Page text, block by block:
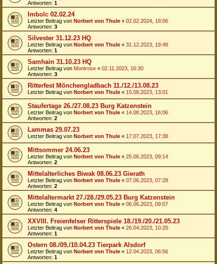
Antworten: 1
Imbolc 02.02.24
Letzter Beitrag von Norbert von Thule « 02.02.2024, 18:06
Antworten: 3
Silvester 31.12.23 HQ
Letzter Beitrag von Norbert von Thule « 31.12.2023, 19:48
Antworten: 1
Samhain 31.10.23 HQ
Letzter Beitrag von Montrose « 02.11.2023, 16:30
Antworten: 3
Ritterfest Mönchengladbach 11./12./13.08.23
Letzter Beitrag von Norbert von Thule « 15.08.2023, 13:01
Staufertage 26./27.08.23 Burg Katzenstein
Letzter Beitrag von Norbert von Thule « 14.08.2023, 16:06
Antworten: 2
Lammas 29.07.23
Letzter Beitrag von Norbert von Thule « 17.07.2023, 17:38
Mittsommer 24.06.23
Letzter Beitrag von Norbert von Thule « 25.06.2023, 09:14
Antworten: 2
Mittelalterliches Biwak 08.06.23 Gierath
Letzter Beitrag von Norbert von Thule « 07.06.2023, 07:28
Antworten: 2
Mittelaltermarkt 27./28./29.05.23 Burg Katzenstein
Letzter Beitrag von Norbert von Thule « 06.06.2023, 09:07
Antworten: 4
XXVIII. Freienfelser Ritterspiele 18./19./20./21.05.23
Letzter Beitrag von Norbert von Thule « 26.04.2023, 10:20
Antworten: 1
Ostern 08./09./10.04.23 Tierpark Alsdorf
Letzter Beitrag von Norbert von Thule « 12.04.2023, 06:56
Antworten: 1